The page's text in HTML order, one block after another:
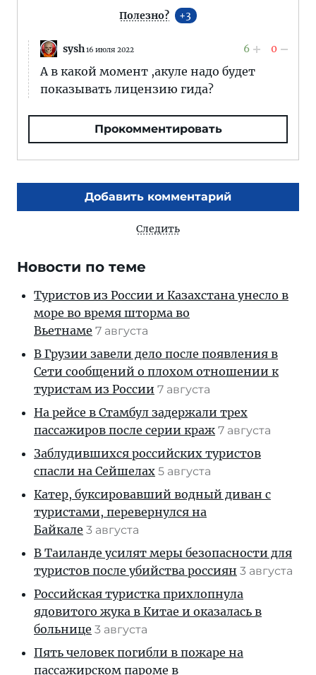
Полезно? 3
sysh16 июля 2022 6 0
А в какой момент ,акуле надо будет
показывать лицензию гида?
Прокомментировать
Добавить комментарий
Следить
Новости по теме
Туристов из России и Казахстана унесло в
море во время шторма во
Вьетнаме 7 августа
В Грузии завели дело после появления в
Сети сообщений о плохом отношении к
туристам из России 7 августа
На рейсе в Стамбул задержали трех
пассажиров после серии краж 7 августа
Заблудившихся российских туристов
спасли на Сейшелах 5 августа
Катер, буксировавший водный диван с
туристами, перевернулся на
Байкале 3 августа
В Таиланде усилят меры безопасности для
туристов после убийства россиян 3 августа
Российская туристка прихлопнула
ядовитого жука в Китае и оказалась в
больнице 3 августа
Пять человек погибли в пожаре на
пассажирском пароме в